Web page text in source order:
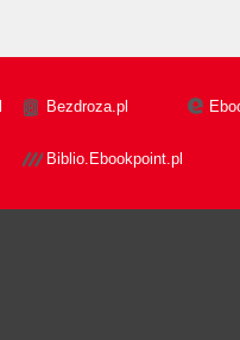
Bezdroza.pl
Biblio.Ebookpoint.pl